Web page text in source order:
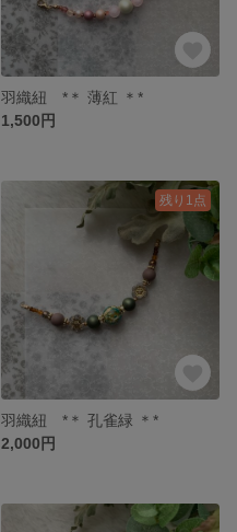
羽織紐 *＊ 薄紅 ＊*
1,500円
残り1点
羽織紐 *＊ 孔雀緑 ＊*
2,000円